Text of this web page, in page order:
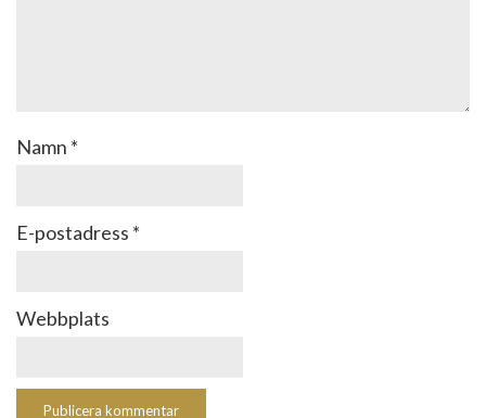
Namn *
E-postadress *
Webbplats